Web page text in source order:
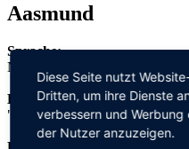
Aasmund
Sprache:
Norwegisch
Bedeutung:
"Gott" + "Schutz"
Diese Seite nutzt
Dritten, um ihre Dienste
verbessern und
der Nutzer anzuzeigen.